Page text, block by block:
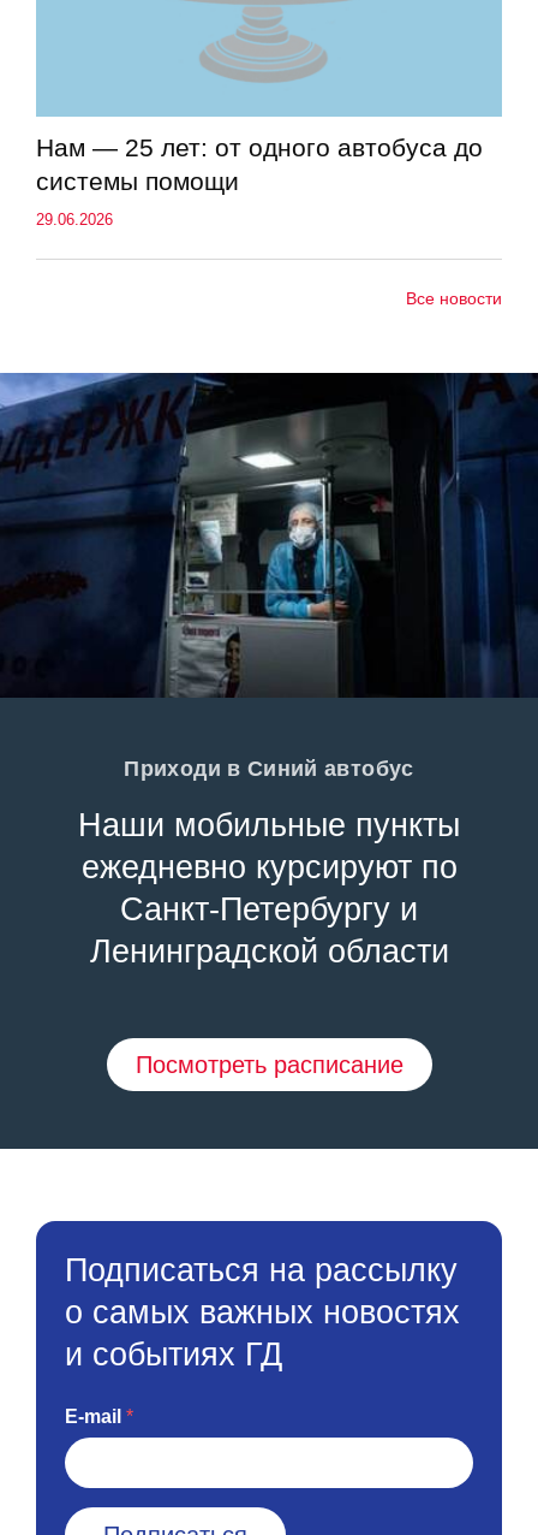
Нам — 25 лет: от одного автобуса до
системы помощи
29.06.2026
Все новости
Приходи в Синий автобус
Наши мобильные пункты
ежедневно курсируют по
Санкт-Петербургу и
Ленинградской области
Посмотреть расписание
Подписаться на рассылку
о самых важных новостях
и событиях ГД
E-mail